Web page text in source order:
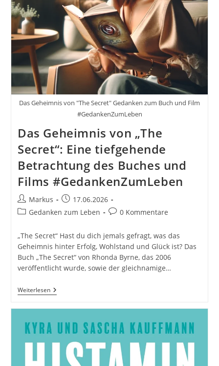
Das Geheimnis von "The Secret" Gedanken zum Buch und Film
#GedankenZumLeben
Das Geheimnis von „The
Secret“: Eine tiefgehende
Betrachtung des Buches und
Films #GedankenZumLeben
Beitrags-
Autor:
Markus
Beitrag
veröffentlicht:
17.06.2026
Beitrags-
Gedanken zum Leben
Beitrags-
0 Kommentare
„The Secret“ Hast du dich jemals gefragt, was das
Geheimnis hinter Erfolg, Wohlstand und Glück ist? Das
Buch „The Secret“ von Rhonda Byrne, das 2006
veröffentlicht wurde, sowie der gleichnamige…
WeiterlesenDas
Geheimnis
Secret“:
Eine
Betrachtung
Buches